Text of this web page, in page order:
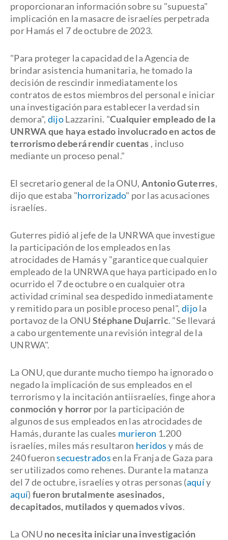
proporcionaran información sobre su "supuesta"
implicación en la masacre de israelíes perpetrada
por Hamás el 7 de octubre de 2023.
"Para proteger la capacidad de la Agencia de
brindar asistencia humanitaria, he tomado la
decisión de rescindir inmediatamente los
contratos de estos miembros del personal e iniciar
una investigación para establecer la verdad sin
demora", dijoLazzarini. "Cualquier empleado de la
UNRWA que haya estado involucrado en actos de
terrorismo deberá rendir cuentas , incluso
mediante un proceso penal."
El secretario general de la ONU, Antonio Guterres,
dijo que estaba "horrorizado" por las acusaciones
israelíes.
Guterres pidió al jefe de la UNRWA que investigue
la participación de los empleados en las
atrocidades de Hamás y "garantice que cualquier
empleado de la UNRWA que haya participado en lo
ocurrido el 7 de octubre o en cualquier otra
actividad criminal sea despedido inmediatamente
y remitido para un posible proceso penal", dijola
portavoz de la ONU Stéphane Dujarric. "Se llevará
a cabo urgentemente una revisión integral de la
UNRWA".
La ONU, que durante mucho tiempo ha ignorado o
negado la implicación de sus empleados en el
terrorismo y la incitación antiisraelíes, finge ahora
conmoción y horror por la participación de
algunos de sus empleados en las atrocidades de
Hamás, durante las cuales murieron 1.200
israelíes, miles más resultaron heridos y más de
240 fueronsecuestradosen la Franja de Gaza para
ser utilizados como rehenes. Durante la matanza
del 7 de octubre, israelíes y otras personas (aquíy
aquí) fueron brutalmente asesinados,
decapitados, mutilados y quemados vivos.
La ONU no necesita iniciar una investigación